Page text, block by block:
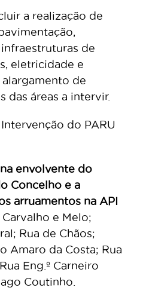
a realização de
de
eletricidade e
de
das áreas a intervir.
do PARU
envolvente do
Concelho e a
arruamentos na API
e Melo;
Rua de Chãos;
Amaro da Costa; Rua
Eng.º Carneiro
Coutinho.